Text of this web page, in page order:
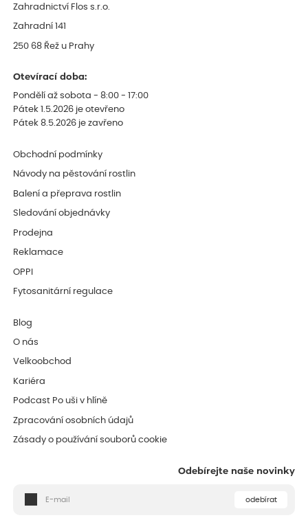
Zahradnictví Flos s.r.o.
Zahradní 141
250 68 Řež u Prahy
Otevírací doba:
Pondělí až sobota - 8:00 - 17:00
Pátek 1.5.2026 je otevřeno
Pátek 8.5.2026 je zavřeno
Obchodní podmínky
Návody na pěstování rostlin
Balení a přeprava rostlin
Sledování objednávky
Prodejna
Reklamace
OPPI
Fytosanitární regulace
Blog
O nás
Velkoobchod
Kariéra
Podcast Po uši v hlíně
Zpracování osobních údajů
Zásady o používání souborů cookie
Odebírejte naše novinky
odebírat